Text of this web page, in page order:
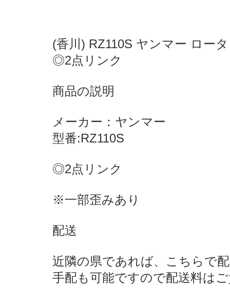
(香川) RZ110S ヤンマー ロー
◎2点リンク
商品の説明
メーカー：ヤンマー
型番:RZ110S
◎2点リンク
※一部歪みあり
配送
近隣の県であれば、こちらで
手配も可能ですので配送料は